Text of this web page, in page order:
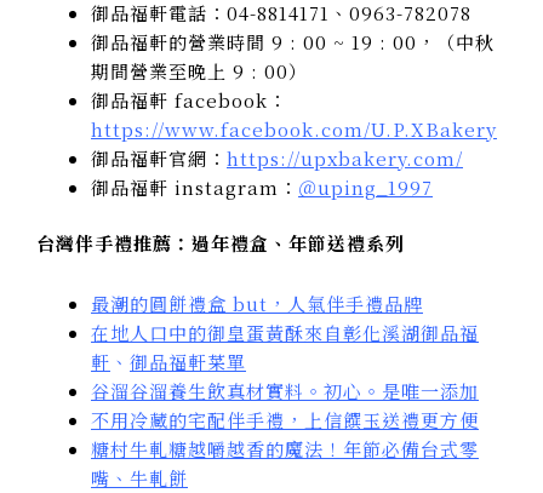
御品福軒電話：04-8814171、0963-782078
御品福軒的營業時間 9 : 00 ~ 19 : 00，
（中秋
期間營業至晚上 9 : 00）
御品福軒 facebook：
https://www.facebook.com/U.P.XBakery
御品福軒官網： https://upxbakery.com/
御品福軒 instagram： ＠uping_1997
台灣伴手禮推薦：過年禮盒、年節送禮系列
最潮的圓餅禮盒 but，人氣伴手禮品牌
在地人口中的御皇蛋黃酥來自彰化溪湖御品福
軒 、 御品福軒菜單
谷溜谷溜養生飲真材實料。初心。是唯一添加
不用冷藏的宅配伴手禮，上信饌玉送禮更方便
糖村牛軋糖越嚼越香的魔法！年節必備台式零
嘴、牛軋餅